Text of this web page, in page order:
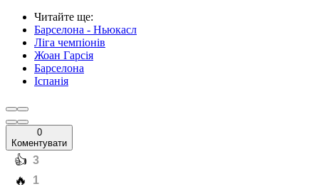
Читайте ще:
Барселона - Ньюкасл
Ліга чемпіонів
Жоан Гарсія
Барселона
Іспанія
0
Коментувати
️👍 3
️🔥 1